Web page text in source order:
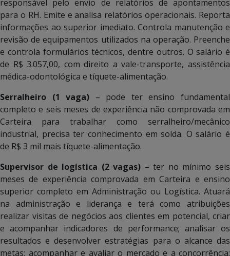
responsável pelo envio de relatórios de apontamentos
para o RH. Emite e analisa relatórios operacionais. Reporta
informações ao superior imediato. Controla manutenção e
revisão de equipamentos utilizados na operação. Preenche
e controla formulários técnicos, dentre outros. O salário é
de R$ 3.057,00, com direito a vale-transporte, assistência
médica-odontológica e tíquete-alimentação.
Serralheiro (1 vaga) – pode ter ensino fundamental
completo e seis meses de experiência não comprovada em
Carteira para trabalhar como serralheiro/mecânico
industrial, precisa ter conhecimento em solda. O salário é
de R$ 3 mil mais tíquete-alimentação.
Supervisor de logística (2 vagas) – ter no mínimo seis
meses de experiência comprovada em Carteira e ensino
superior completo em Administração ou Logística. Atuará
na administração e liderança e terá como atribuições
realizar visitas de negócios aos clientes em potencial, criar
e acompanhar indicadores de performance; analisar os
resultados e desenvolver estratégias para o alcance das
metas; acompanhar e avaliar o mercado e a concorrência;